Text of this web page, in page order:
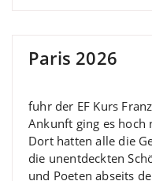
Paris 2026
fuhr der EF Kurs
Ankunft ging es
Dort hatten alle die
die unentdeckten
und Poeten abseits